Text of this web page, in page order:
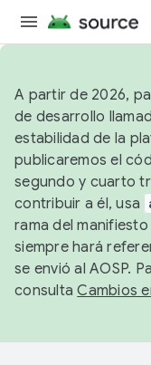
A partir de 2026,
de desarrollo
estabilidad de la
publicaremos el
segundo y cuarto
contribuir a él, usa
rama del manifiesto
siempre hará
se envió al AOSP.
consultaCambios